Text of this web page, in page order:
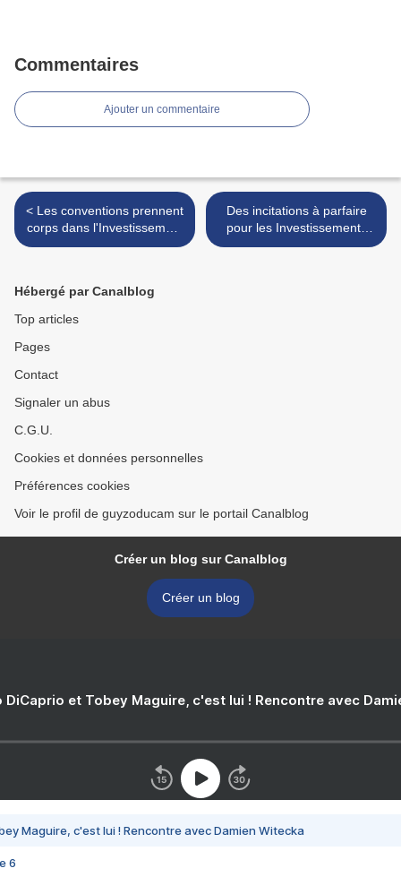
Commentaires
Ajouter un commentaire
< Les conventions prennent
corps dans l'Investissement
privé
Des incitations à parfaire
pour les Investissements
privés au Cameroun >
Hébergé par Canalblog
Top articles
Pages
Contact
Signaler un abus
C.G.U.
Cookies et données personnelles
Préférences cookies
Voir le profil de guyzoducam sur le portail Canalblog
Créer un blog sur Canalblog
Créer un blog
DiCaprio et Tobey Maguire, c'est lui ! Rencontre avec
Maguire, c'est lui ! Rencontre avec Damien Witecka
6